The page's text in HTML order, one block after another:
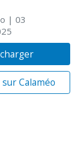
| 03
Calaméo